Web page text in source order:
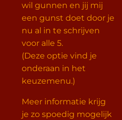
wil gunnen en jij mij
een gunst doet door je
nu al in te schrijven
voor alle 5.
(Deze optie vind je
onderaan in het
keuzemenu.)
Meer informatie krijg
je zo spoedig mogelijk